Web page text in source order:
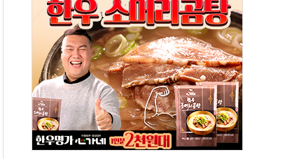
폭우…강원 동해안 강한 비 이어져
화원 수거차에 치여 사망
대 남성 2명 숨져
없게"…'결혼 페널티' 22개 과제 손본다
전복…1명 사망·1명 실종
석..."국제적 시민 연대로 목소리 내야"
60대 나흘만에 숨진 채 발견